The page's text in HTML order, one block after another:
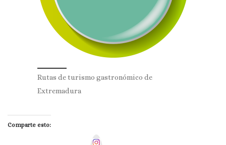
Rutas de turismo gastronómico de
Extremadura
Comparte esto: